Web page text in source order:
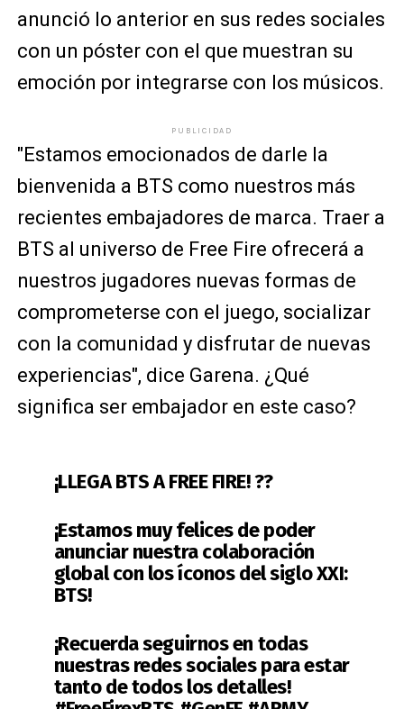
anunció lo anterior en sus redes sociales
con un póster con el que muestran su
emoción por integrarse con los músicos.
PUBLICIDAD
"Estamos emocionados de darle la
bienvenida a BTS como nuestros más
recientes embajadores de marca. Traer a
BTS al universo de Free Fire ofrecerá a
nuestros jugadores nuevas formas de
comprometerse con el juego, socializar
con la comunidad y disfrutar de nuevas
experiencias", dice Garena. ¿Qué
significa ser embajador en este caso?
¡LLEGA BTS A FREE FIRE! ??
¡Estamos muy felices de poder
anunciar nuestra colaboración
global con los íconos del siglo XXI:
BTS!
¡Recuerda seguirnos en todas
nuestras redes sociales para estar
tanto de todos los detalles!